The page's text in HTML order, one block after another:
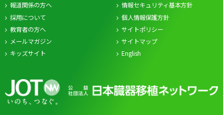
報道関係の方へ
採用について
教育者の方へ
メールマガジン
キッズサイト
情報セキュリティ基本方針
個人情報保護方針
サイトポリシー
サイトマップ
English